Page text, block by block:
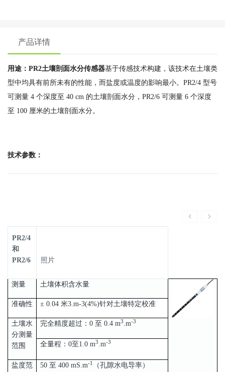
产品详情
用途：PR2土壤剖面水分传感器基于传感技术构建，该技术在土壤类
型中均具有前所未有的性能，而盐度或温度的影响最小。PR2/4 型号
可测量 4 个深度至 40 cm 的土壤剖面水分，PR2/6 可测量 6 个深度
至 100 厘米的土壤剖面水分。
技术参数：
PR2/4
和
PR2/6
照片
测量 土壤体积含水量
准确性 ± 0.04 米3.m-3(4%)针对土壤特定校准
土壤水
分测量
范围
完全精度超过：0 至 0.4 m3.m-3
全量程：0至1.0 m3.m-3
盐度范
50 至 400 mS.m-1 （孔隙水电导率）